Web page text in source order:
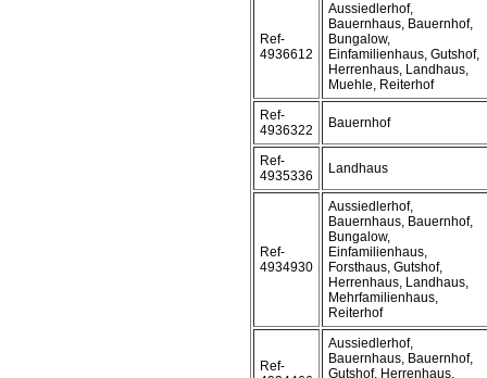
Ref-
4936612
Aussiedlerhof,
Bauernhaus, Bauernhof,
Bungalow,
Einfamilienhaus, Gutshof,
Herrenhaus, Landhaus,
Muehle, Reiterhof
Ref-
4936322
Bauernhof
Ref-
4935336
Landhaus
Ref-
4934930
Aussiedlerhof,
Bauernhaus, Bauernhof,
Bungalow,
Einfamilienhaus,
Forsthaus, Gutshof,
Herrenhaus, Landhaus,
Mehrfamilienhaus,
Reiterhof
Ref-
Aussiedlerhof,
Bauernhaus, Bauernhof,
Gutshof, Herrenhaus,